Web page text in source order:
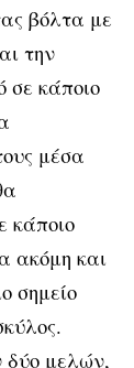
βόλτα με
την
σε κάποιο
μέσα
κάποιο
ακόμη και
σημείο
δύο μελών,